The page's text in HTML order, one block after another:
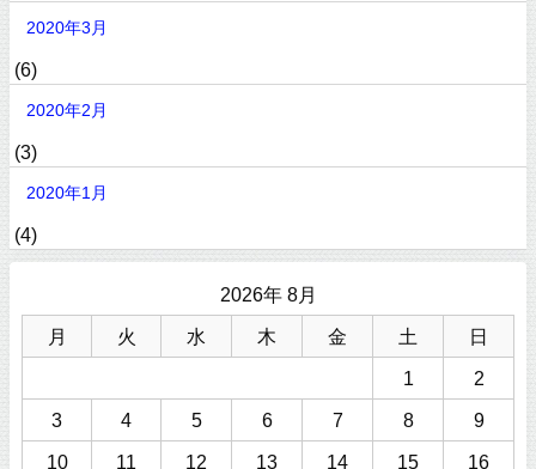
2020年3月
(6)
2020年2月
(3)
2020年1月
(4)
2026年 8月
月 火 水 木 金 土 日
1 2
3 4 5 6 7 8 9
10 11 12 13 14 15 16